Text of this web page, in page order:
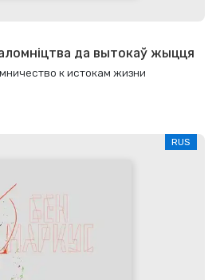
да вытокаў жыцця
к истокам жизни
RUS